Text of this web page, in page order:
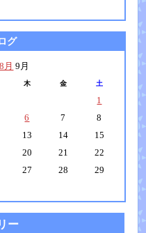
グ
月 9月
木 金 土
1
6 7
8
13 14
15
20 21
22
27 28
29
ー